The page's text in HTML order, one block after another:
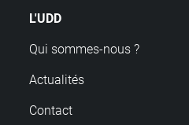
L'UDD
Qui sommes-nous ?
Actualités
Contact